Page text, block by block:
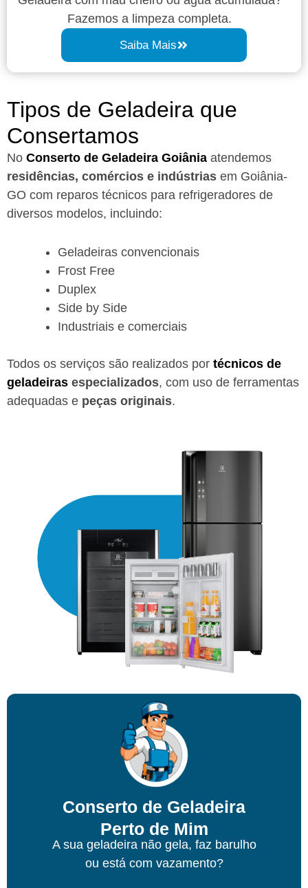
Fazemos a limpeza completa.
Saiba Mais
Tipos de Geladeira que
Consertamos
No Conserto de Geladeira Goiânia atendemos
residências, comércios e indústrias em Goiânia-
GO com reparos técnicos para refrigeradores de
diversos modelos, incluindo:
Geladeiras convencionais
Frost Free
Duplex
Side by Side
Industriais e comerciais
Todos os serviços são realizados por técnicos de
geladeiras especializados, com uso de ferramentas
adequadas e peças originais.
Conserto de Geladeira
Perto de Mim
A sua geladeira não gela, faz barulho
ou está com vazamento?